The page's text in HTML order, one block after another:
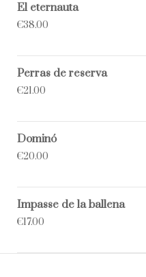
El eternauta
€38.00
Perras de reserva
€21.00
Dominó
€20.00
Impasse de la ballena
€17.00